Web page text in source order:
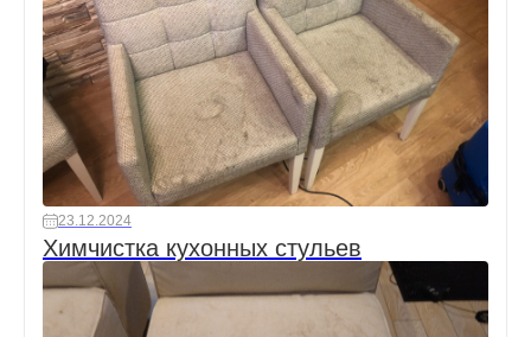
23.12.2024
Химчистка кухонных стульев